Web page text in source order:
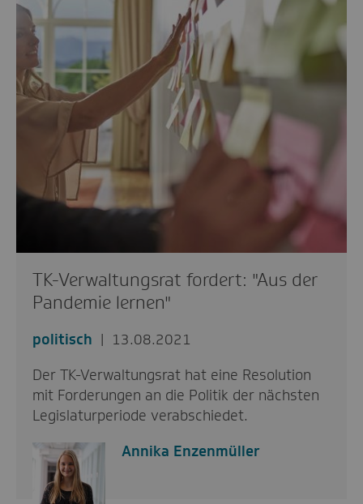
TK-Verwaltungsrat fordert: "Aus der
Pandemie lernen"
politisch
13.08.2021
Der TK-Verwaltungsrat hat eine Resolution
mit Forderungen an die Politik der nächsten
Legislaturperiode verabschiedet.
Annika Enzenmüller